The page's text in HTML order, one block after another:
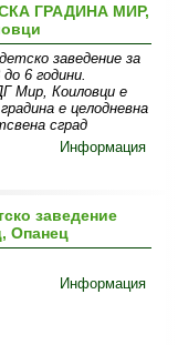
ГРАДИНА МИР,
заведение за
6 години.
Мир, Коиловци е
е целодневна
сград
Информация
заведение
Опанец
Информация